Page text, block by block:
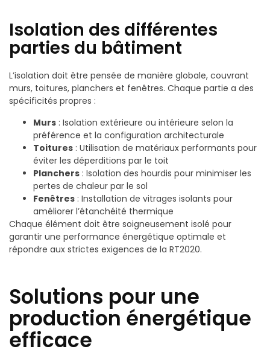
Isolation des différentes
parties du bâtiment
L’isolation doit être pensée de manière globale, couvrant
murs, toitures, planchers et fenêtres. Chaque partie a des
spécificités propres :
Murs : Isolation extérieure ou intérieure selon la
préférence et la configuration architecturale
Toitures : Utilisation de matériaux performants pour
éviter les déperditions par le toit
Planchers : Isolation des hourdis pour minimiser les
pertes de chaleur par le sol
Fenêtres : Installation de vitrages isolants pour
améliorer l’étanchéité thermique
Chaque élément doit être soigneusement isolé pour
garantir une performance énergétique optimale et
répondre aux strictes exigences de la RT2020.
Solutions pour une
production énergétique
efficace